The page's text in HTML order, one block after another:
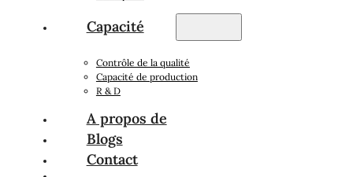
Capacité
Contrôle de la qualité
Capacité de production
R & D
A propos de
Blogs
Contact